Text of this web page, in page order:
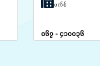
ဖက်စ်
၀၆၇ - ၄၁၀၀၃၆